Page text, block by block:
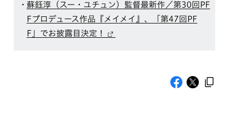
蘇鈺淳（スー・ユチュン）監督最新作／第30回PF
Fプロデュース作品『メイメイ』、「第47回PF
F」でお披露目決定！